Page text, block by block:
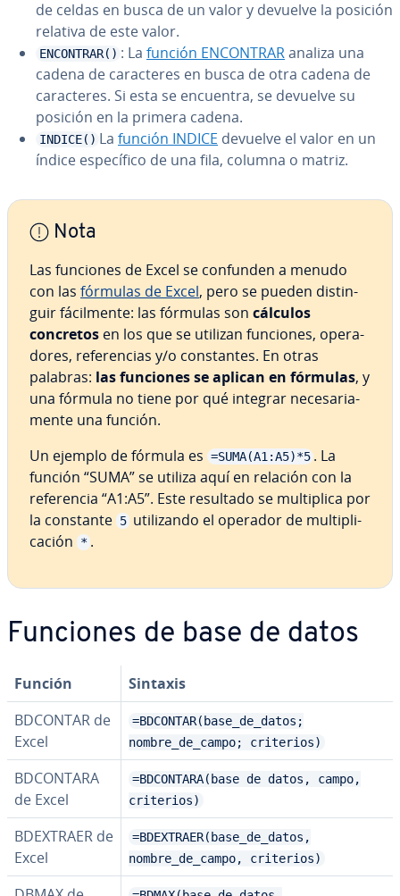
de celdas en busca de un valor y devuelve la posición
relativa de este valor.
ENCONTRAR() : La función ENCONTRARanaliza una
cadena de ca­ra­c­te­res en busca de otra cadena de
ca­ra­c­te­res. Si esta se encuentra, se devuelve su
posición en la primera cadena.
INDICE() La función INDICE devuelve el valor en un
índice es­pe­cí­fi­co de una fila, columna o matriz.
Nota
Las funciones de Excel se confunden a menudo
con las fórmulas de Excel, pero se pueden di­s­ti­n­
guir fá­ci­l­me­n­te: las fórmulas son cálculos
concretos en los que se utilizan funciones, ope­ra­
do­res, re­fe­re­n­cias y/o co­n­s­ta­n­tes. En otras
palabras: las funciones se aplican en fórmulas, y
una fórmula no tiene por qué integrar ne­ce­sa­ria­
me­n­te una función.
Un ejemplo de fórmula es =SUMA(A1:A5)*5 . La
función “SUMA” se utiliza aquí en relación con la
re­fe­re­n­cia “A1:A5”. Este resultado se mu­l­ti­pli­ca por
la constante 5 uti­li­za­n­do el operador de mu­l­ti­pli­
ca­ción
* .
Funciones de base de datos
Función
Sintaxis
BDCONTAR de
Excel
=BDCONTAR(base_de_datos;
nombre_de_campo; criterios)
BDCONTARA
de Excel
=BDCONTARA(base de datos, campo,
criterios)
BDEXTRAER de
Excel
=BDEXTRAER(base_de_datos,
nombre_de_campo, criterios)